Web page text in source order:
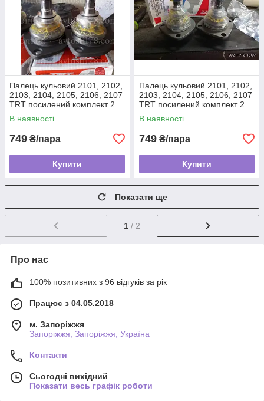
Палець кульовий 2101, 2102,
2103, 2104, 2105, 2106, 2107
TRT посилений комплект 2
шт. нижній (шарова опора)
В наявності
749 ₴/пара
Купити
Палець кульовий 2101, 2102,
2103, 2104, 2105, 2106, 2107
TRT посилений комплект 2
шт. верхній (шарова опора)
В наявності
749 ₴/пара
Купити
Показати ще
1 / 2
Про нас
100% позитивних з 96 відгуків за рік
Працює з 04.05.2018
м. Запоріжжя
Запоріжжя, Запоріжжя, Україна
Контакти
Сьогодні вихідний
Показати весь графік роботи